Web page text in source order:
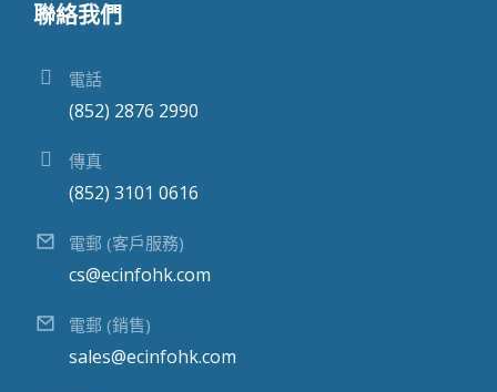
聯絡我們
電話
(852) 2876 2990
傳真
(852) 3101 0616
電郵 (客戶服務)
cs@ecinfohk.com
電郵 (銷售)
sales@ecinfohk.com